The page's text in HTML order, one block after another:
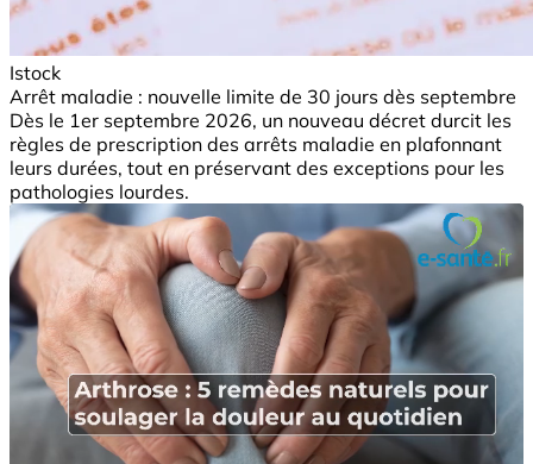
Istock
Arrêt maladie : nouvelle limite de 30 jours dès septembre
Dès le 1er septembre 2026, un nouveau décret durcit les
règles de prescription des arrêts maladie en plafonnant
leurs durées, tout en préservant des exceptions pour les
pathologies lourdes.